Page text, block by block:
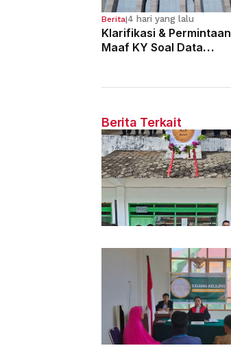
Berita|4 hari yang lalu
Klarifikasi & Permintaan
Maaf KY Soal Data
Berita Terkait